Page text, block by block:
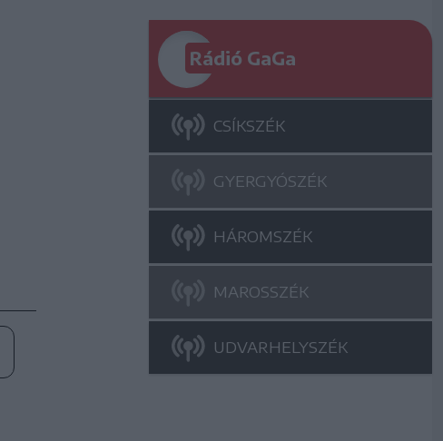
Rádió GaGa
CSÍKSZÉK
GYERGYÓSZÉK
HÁROMSZÉK
MAROSSZÉK
UDVARHELYSZÉK